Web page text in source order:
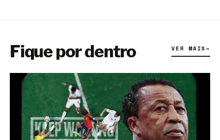
Fique por dentro VER MAIS→